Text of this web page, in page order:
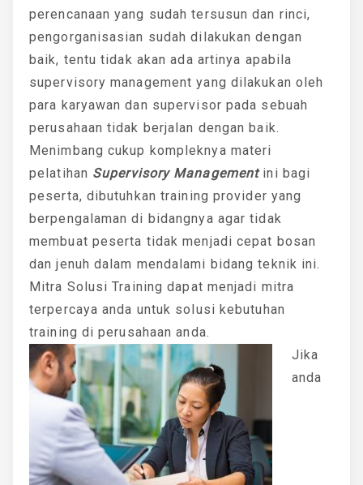
perencanaan yang sudah tersusun dan rinci,
pengorganisasian sudah dilakukan dengan
baik, tentu tidak akan ada artinya apabila
supervisory management yang dilakukan oleh
para karyawan dan supervisor pada sebuah
perusahaan tidak berjalan dengan baik.
Menimbang cukup kompleknya materi
pelatihan Supervisory Managementini bagi
peserta, dibutuhkan training provider yang
berpengalaman di bidangnya agar tidak
membuat peserta tidak menjadi cepat bosan
dan jenuh dalam mendalami bidang teknik ini.
Mitra Solusi Training dapat menjadi mitra
terpercaya anda untuk solusi kebutuhan
training di perusahaan anda.
Jika
anda